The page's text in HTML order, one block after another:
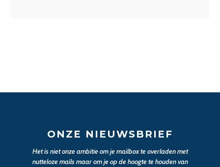
ONZE NIEUWSBRIEF
Het is niet onze ambitie om je mailbox te overladen met
nutteloze mails maar om je op de hoogte te houden van